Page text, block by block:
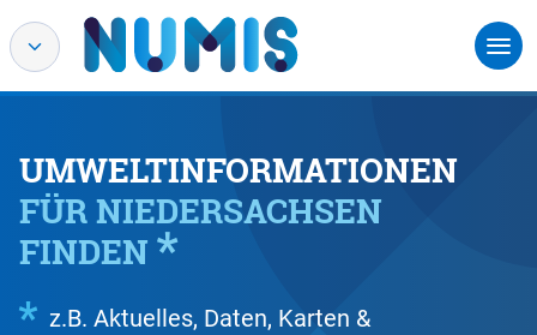
UMWELTINFORMATIONEN
FÜR NIEDERSACHSEN
FINDEN
z.B. Aktuelles, Daten, Karten &